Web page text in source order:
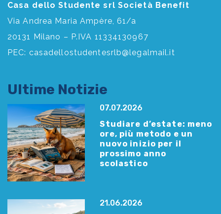
Casa dello Studente srl Società Benefit
Via Andrea Maria Ampère, 61/a
20131 Milano – P.IVA 11334130967
PEC: casadellostudentesrlb@legalmail.it
Ultime Notizie
07.07.2026
Studiare d’estate: meno
ore, più metodo e un
nuovo inizio per il
prossimo anno
scolastico
21.06.2026